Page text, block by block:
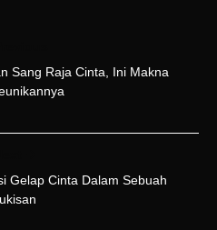
Sang Raja Cinta, Ini Makna
Gelap Cinta Dalam Sebuah